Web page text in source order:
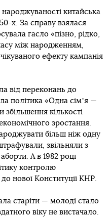
китайська
х. За справу взялася
гасло «пізно, рідко,
між народженням,
ефекту кампанія
від переконань до
політика «Одна сімʼя —
кількості
зростання.
більш ніж одну
звільняли з
А в 1982 році
контролю
нової Конституції КНР.
старіти — молоді стало
віку не вистачало.